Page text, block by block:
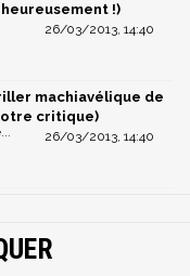
!)
26/03/2013, 14:40
machiavélique de
critique)
26/03/2013, 14:40